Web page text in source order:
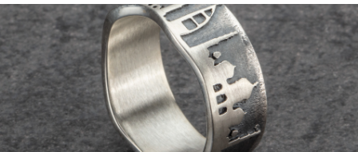
Bildergalerie überspringen